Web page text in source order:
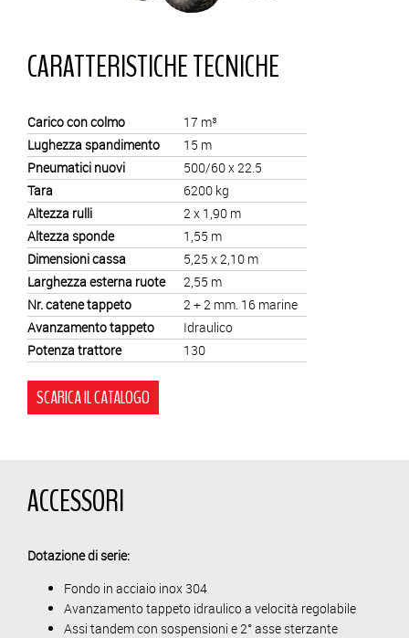
CARATTERISTICHE TECNICHE
Carico con colmo
17 m³
Lughezza spandimento
15 m
Pneumatici nuovi
500/60 x 22.5
Tara
6200 kg
Altezza rulli
2 x 1,90 m
Altezza sponde
1,55 m
Dimensioni cassa
5,25 x 2,10 m
Larghezza esterna ruote
2,55 m
Nr. catene tappeto
2 + 2 mm. 16 marine
Avanzamento tappeto
Idraulico
Potenza trattore
130
SCARICA IL CATALOGO
ACCESSORI
Dotazione di serie:
Fondo in acciaio inox 304
Avanzamento tappeto idraulico a velocità regolabile
Assi tandem con sospensioni e 2° asse sterzante